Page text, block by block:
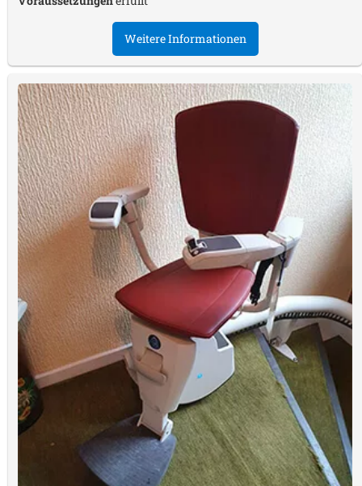
Weitere Informationen